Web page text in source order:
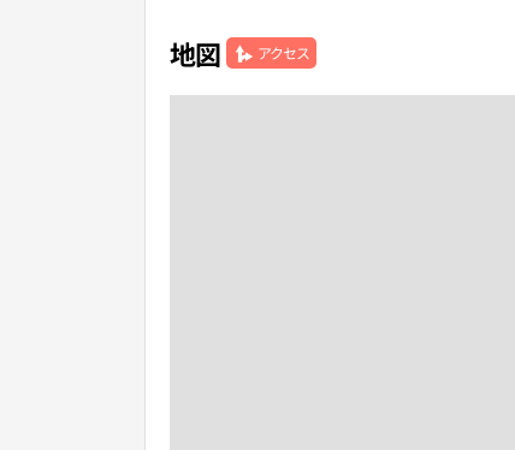
地図 アクセス